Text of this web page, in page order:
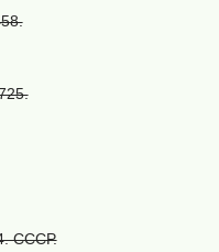
СССР.